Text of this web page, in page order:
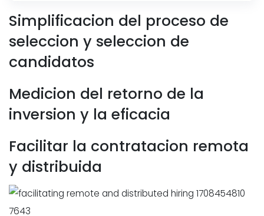
Simplificacion del proceso de
seleccion y seleccion de
candidatos
Medicion del retorno de la
inversion y la eficacia
Facilitar la contratacion remota
y distribuida